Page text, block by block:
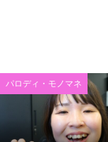
パロディ・モノマネ